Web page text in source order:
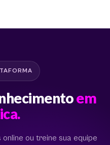
em
ou treine sua equipe